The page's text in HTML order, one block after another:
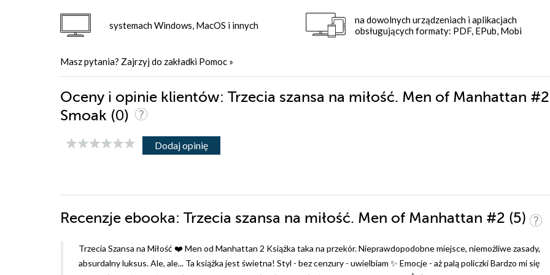
systemach Windows, MacOS i innych
na dowolnych urządzeniach i aplikacjach
obsługujących formaty: PDF, EPub, Mobi
Masz pytania? Zajrzyj do zakładki Pomoc »
Oceny i opinie klientów: Trzecia szansa na miłość. Men of Manhattan
Smoak (0)
Dodaj opinię
Recenzje ebooka: Trzecia szansa na miłość. Men of Manhattan #2 (5)
Trzecia Szansa na Miłość ❤️ Men od Manhattan 2 Książka taka na przekór. Nieprawdopodobne miejsce, niemożliwe zasady,
absurdalny luksus. Ale, ale... Ta książka jest świetna! Styl - bez cenzury - uwielbiam ✨ Emocje - aż palą policzki Bardzo mi się